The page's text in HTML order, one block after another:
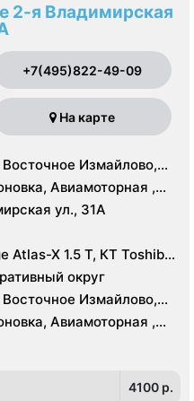
2-я Владимирская
+7(495)822-49-09
На карте
Измайлово,
Косино-
Новокосино,
Измайлово,
Рязанский
Авиамоторная ,
Перово,
ул., 31А
Atlas-X 1.5 Т, КТ Toshiba
округ
Измайлово,
Косино-
Новокосино,
Измайлово,
Авиамоторная ,
Перово,
4100 p.